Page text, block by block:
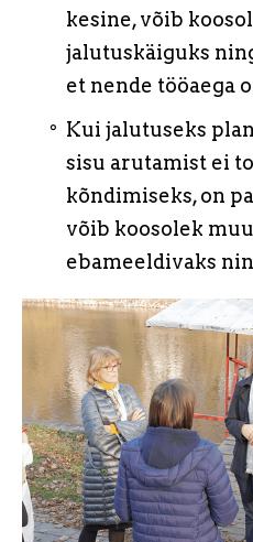
kesine, võib
jalutuskäiguks
et nende tööaega
Kui jalutuseks
sisu arutamist ei
kõndimiseks, on
võib koosolek
ebameeldivaks